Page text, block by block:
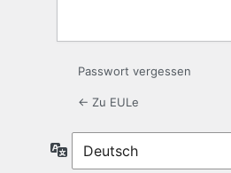
Passwort vergessen
← Zu EULe
Sprache